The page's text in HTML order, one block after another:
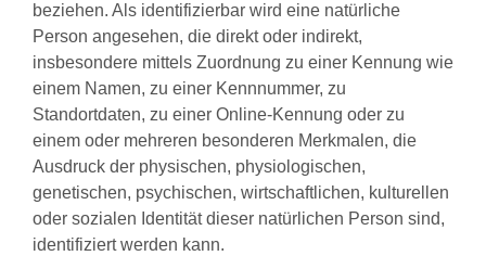
beziehen. Als identifizierbar wird eine natürliche
Person angesehen, die direkt oder indirekt,
insbesondere mittels Zuordnung zu einer Kennung wie
einem Namen, zu einer Kennnummer, zu
Standortdaten, zu einer Online-Kennung oder zu
einem oder mehreren besonderen Merkmalen, die
Ausdruck der physischen, physiologischen,
genetischen, psychischen, wirtschaftlichen, kulturellen
oder sozialen Identität dieser natürlichen Person sind,
identifiziert werden kann.